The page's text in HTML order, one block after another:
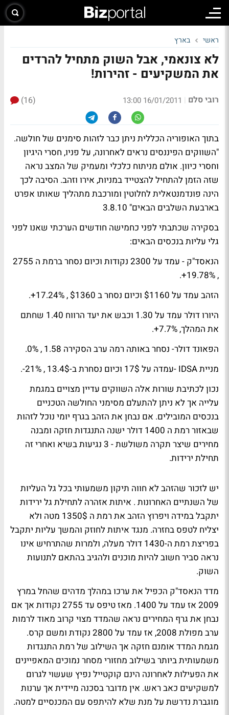
ראשי בארץ
לא צונאמי, אבל השוק מתחיל להרדים
את המשקיעים - זהירות!
רובי סלם |
16/01/2011 13:00
(16)
בתוך האופוריה הכללית ניתן כבר לזהות סימנים של חולשה.
"השווקים הפיננסים נראים לאחרונה, על פניו, חסרי היגיון
וחסרי כיוון. אולם מניתוח כלכלי ומעמיק של המצב נראה
שזה הזמן להתחיל להצטייד במניות, אירו וזהב. הסיבה לכך
הינה פונדמנטאלית לחלוטין ומורכבת מתהליך שאותו אפרט
בארבעת השלבים הבאים" 3.8.10
בסקירה שכתבתי לפני כחמישה חודשים הערכתי שאנו לפני
גלי עליות בנכסים הבאים:
הנאסד"ק - עמד על 2300 נקודות וכיום נסחר ברמת ה 2755
, 19.78%+.
הזהב עמד על $1160 וכיום נסחר ב $1360 , 17.24%+.
היורו דולר עמד על 1.30 וכבש את יעד הרווח 1.40 שחתם
את המהלך, 7.7%+.
הפאונד דולר- נסחר באותה רמה ערב הסקירה 1.58 , 0%.
מניית IDSA -עמדה על 17$ וכיום נסחרת ב-13.4$ , 21%-.
נכון לכתיבת שורות אלה השווקים עדיין מצויים במגמת
עלייה אך לא ניתן להתעלם מסימני החולשה הטכניים
בנכסים המובילים. אם נבחן את הזהב בגרף יומי נוכל לזהות
שבאזור רמת ה 1400 דולר ישנה התנגדות חזקה ומבנה
מחירים שיצר תקרה משולשת - 3 נגיעות בשיא ואחרי זה
תחילת ירידות.
יש לזכור שהזהב לא חווה תיקון משמעותי בכל גל העליות
של השנתיים האחרונות . איתות אזהרה לתחילת גל ירידות
יתקבל במידה ויפרוץ הזהב את רמת ה 1350$ מטה ולא
יצליח לטפס בחזרה. מנגד איתות לחוזק והמשך עליות יתקבל
בפריצת רמת ה-1430 דולר מעלה, ולמרות שהתרחיש אינו
נראה סביר חשוב להיות מוכנים ולהגיב בהתאם לתנועות
השוק.
מדד הנאסד"ק הכפיל את ערכו במהלך מדהים שהחל במרץ
2009 אז עמד על 1400. מאז טיפס עד 2755 נקודות אך אם
נבחן את גרף המחירים נראה שהמדד מצוי קרוב מאוד לרמות
ערב מפולת 2008, אז עמד על 2800 נקודת ומשם קרס.
מגמת המדד אומנם חזקה אך השילוב של רמת התנגדות
משמעותית ביותר בשילוב מחזורי מסחר נמוכים המאפיינים
את הפעילות לאחרונה הינם קוקטייל נפיץ שעשוי לגרום
למשקיעים כאב ראש. אין מדובר בסכנה מיידית אך ערנות
מוגברת נדרשת על מנת שלא להיתפס עם המכנסיים למטה.